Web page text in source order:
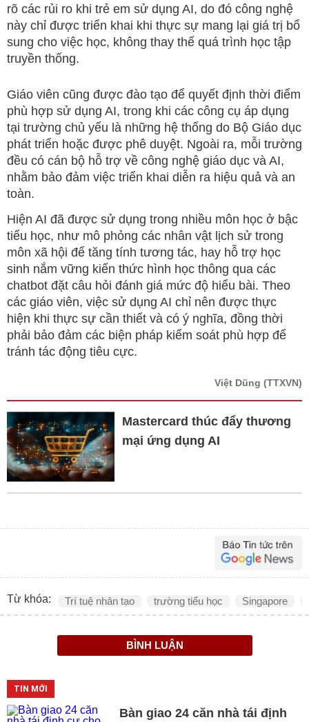
rõ các rủi ro khi trẻ em sử dụng AI, do đó công nghệ
này chỉ được triển khai khi thực sự mang lại giá trị bổ
sung cho việc học, không thay thế quá trình học tập
truyền thống.
Giáo viên cũng được đào tạo để quyết định thời điểm
phù hợp sử dụng AI, trong khi các công cụ áp dụng
tại trường chủ yếu là những hệ thống do Bộ Giáo dục
phát triển hoặc được phê duyệt. Ngoài ra, mỗi trường
đều có cán bộ hỗ trợ về công nghệ giáo dục và AI,
nhằm bảo đảm việc triển khai diễn ra hiệu quả và an
toàn.
Hiện AI đã được sử dụng trong nhiều môn học ở bậc
tiểu học, như mô phỏng các nhân vật lịch sử trong
môn xã hội để tăng tính tương tác, hay hỗ trợ học
sinh nắm vững kiến thức hình học thông qua các
chatbot đặt câu hỏi đánh giá mức độ hiểu bài. Theo
các giáo viên, việc sử dụng AI chỉ nên được thực
hiện khi thực sự cần thiết và có ý nghĩa, đồng thời
phải bảo đảm các biện pháp kiểm soát phù hợp để
tránh tác động tiêu cực.
Việt Dũng (TTXVN)
Mastercard thúc đẩy thương
mại ứng dụng AI
Từ khóa: Trí tuệ nhân tạo trường tiểu học Singapore
BÌNH LUẬN
TIN MỚI
Bàn giao 24 căn nhà tái định